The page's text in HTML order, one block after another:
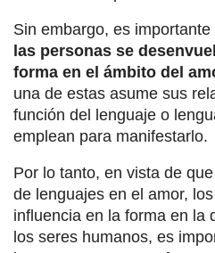
Sin embargo, es
las personas se
forma en el ámbito del
una de estas asume sus
función del lenguaje o
emplean para manifestarlo.
Por lo tanto, en vista de
de lenguajes en el amor,
influencia en la forma en la
los seres humanos, es